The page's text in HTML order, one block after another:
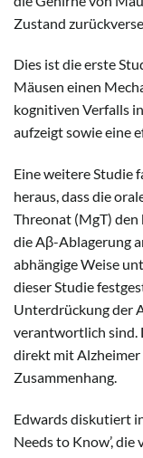
Zustand
Dies ist die erste
Mäusen einen
kognitiven Verfalls
aufzeigt sowie eine
Eine weitere Studie
heraus, dass die
Threonat (MgT)
die Aβ-Ablagerung
abhängige Weise
dieser Studie
Unterdrückung der
verantwortlich sind.
direkt mit
Zusammenhang.
Edwards diskutiert
Needs to Know’,